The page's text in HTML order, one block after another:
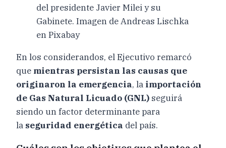
del presidente Javier Milei y su
Gabinete. Imagen de Andreas Lischka
en Pixabay
En los considerandos, el Ejecutivo remarcó
que mientras persistan las causas que
originaron la emergencia, la importación
de Gas Natural Licuado (GNL) seguirá
siendo un factor determinante para
la seguridad energética del país.